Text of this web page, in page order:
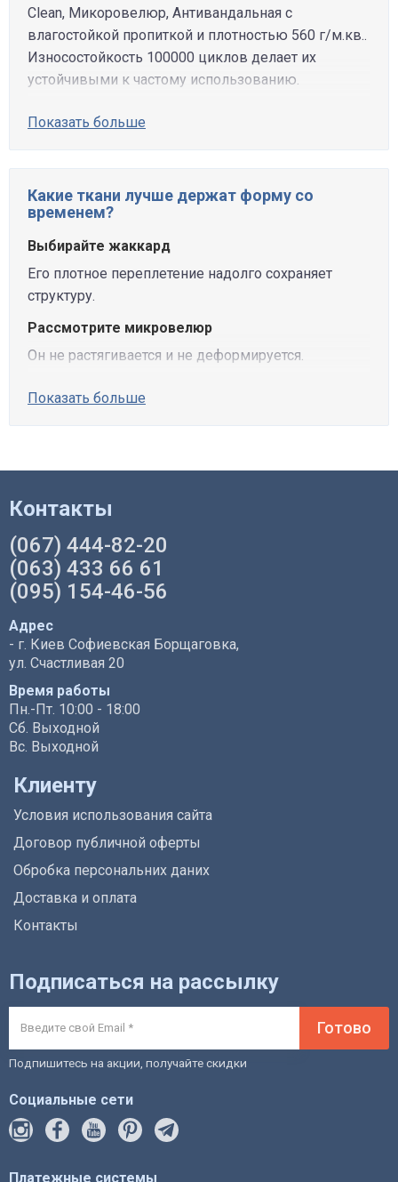
Clean, Микоровелюр, Антивандальная с
влагостойкой пропиткой и плотностью 560 г/м.кв..
Износостойкость 100000 циклов делает их
устойчивыми к частому использованию.
Показать больше
Какие ткани лучше держат форму со
временем?
Выбирайте жаккард
Его плотное переплетение надолго сохраняет
структуру.
Рассмотрите микровелюр
Он не растягивается и не деформируется.
Показать больше
Контакты
(067) 444-82-20
(063) 433 66 61
(095) 154-46-56
Адрес
- г. Киев Софиевская Борщаговка,
ул. Счастливая 20
Время работы
Пн.-Пт. 10:00 - 18:00
Сб. Выходной
Вс. Выходной
Клиенту
Условия использования сайта
Договор публичной оферты
Обробка персональних даних
Доставка и оплата
Контакты
Подписаться на рассылку
Готово
Подпишитесь на акции, получайте скидки
Социальные сети
Платежные системы